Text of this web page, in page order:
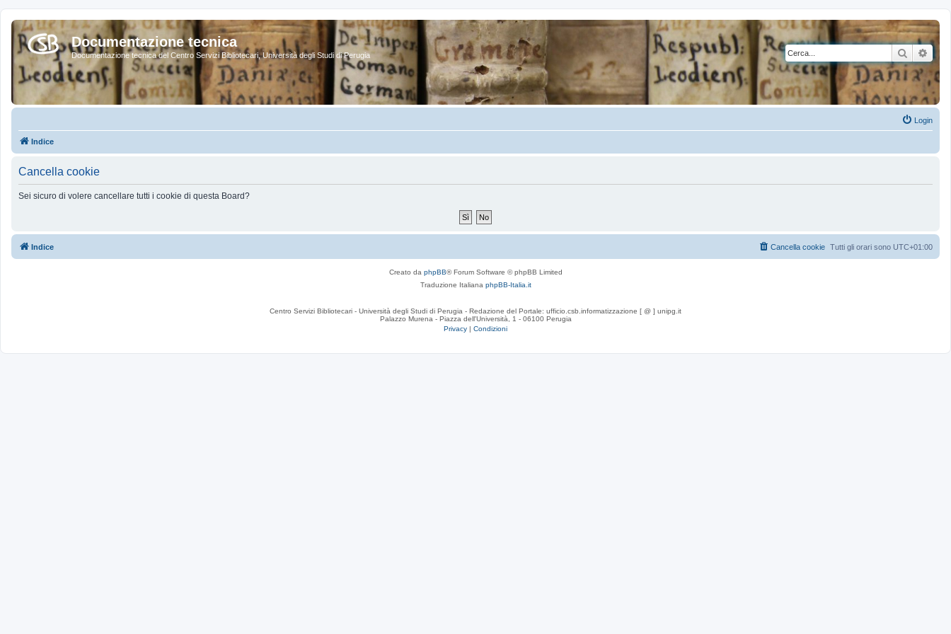
Documentazione tecnica
Documentazione tecnica del Centro Servizi Bibliotecari, Università degli Studi di Perugia Cerca
Login
Indice
Cancella cookie
Sei sicuro di volere cancellare tutti i cookie di questa Board?
Indice Tutti gli orari sono UTC+01:00
Cancella cookie
Creato da phpBB® Forum Software © phpBB Limited
Traduzione Italiana phpBB-Italia.it
Centro Servizi Bibliotecari - Università degli Studi di Perugia - Redazione del Portale: ufficio.csb.informatizzazione [ @ ] unipg.it
Palazzo Murena - Piazza dell'Università, 1 - 06100 Perugia
Privacy | Condizioni